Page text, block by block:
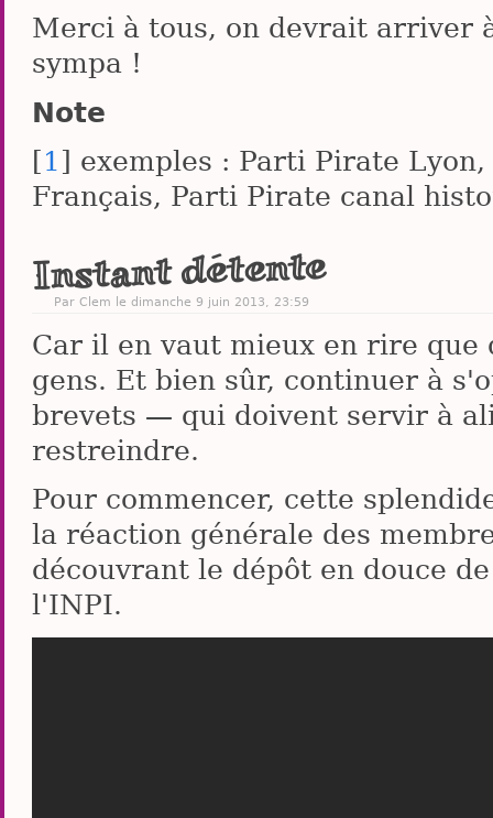
Merci à tous, on devrait arriver
sympa !
Note
[1] exemples : Parti Pirate
Français, Parti Pirate canal
Instant détente
Par Clem le dimanche 9 juin 2013, 23:59
Car il en vaut mieux en rire que
gens. Et bien sûr, continuer à
brevets — qui doivent servir à
restreindre.
Pour commencer, cette
la réaction générale des
découvrant le dépôt en douce
l'INPI.